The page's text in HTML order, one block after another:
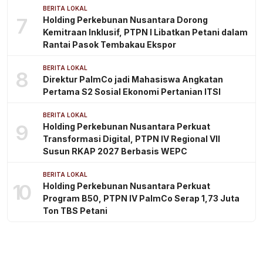
7
BERITA LOKAL
Holding Perkebunan Nusantara Dorong
Kemitraan Inklusif, PTPN I Libatkan Petani dalam
Rantai Pasok Tembakau Ekspor
8 BERITA LOKAL
Direktur PalmCo jadi Mahasiswa Angkatan
Pertama S2 Sosial Ekonomi Pertanian ITSI
9
BERITA LOKAL
Holding Perkebunan Nusantara Perkuat
Transformasi Digital, PTPN IV Regional VII
Susun RKAP 2027 Berbasis WEPC
10
BERITA LOKAL
Holding Perkebunan Nusantara Perkuat
Program B50, PTPN IV PalmCo Serap 1,73 Juta
Ton TBS Petani